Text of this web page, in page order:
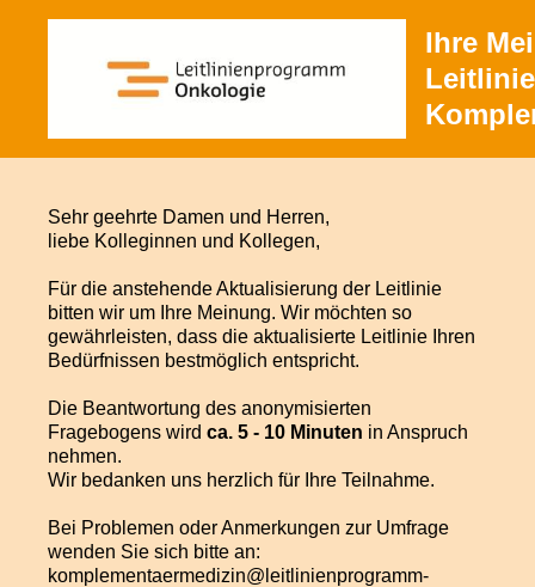
Ihre
Leitlinie
Sehr geehrte Damen und Herren,
liebe Kolleginnen und Kollegen,
Für die anstehende Aktualisierung der Leitlinie
bitten wir um Ihre Meinung. Wir möchten so
gewährleisten, dass die aktualisierte Leitlinie Ihren
Bedürfnissen bestmöglich entspricht.
Die Beantwortung des anonymisierten
Fragebogens wird ca. 5 - 10 Minuten in Anspruch
nehmen.
Wir bedanken uns herzlich für Ihre Teilnahme.
Bei Problemen oder Anmerkungen zur Umfrage
wenden Sie sich bitte an:
komplementaermedizin@leitlinienprogramm-